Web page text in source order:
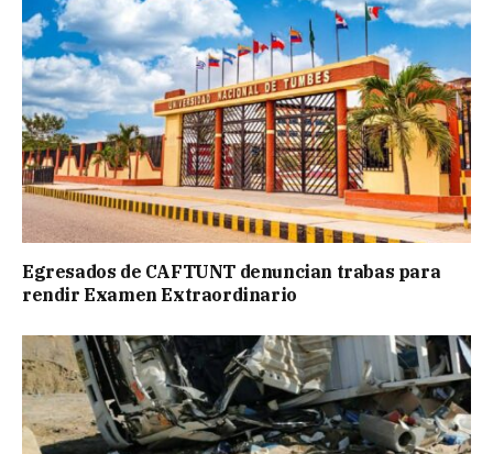
Egresados de CAFTUNT denuncian trabas para
rendir Examen Extraordinario